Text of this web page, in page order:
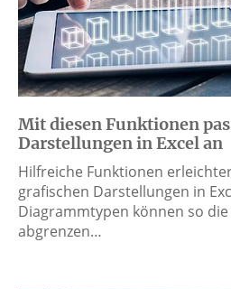
Mit diesen Funktionen
Darstellungen in Excel an
Hilfreiche Funktionen
grafischen Darstellungen in
Diagrammtypen können so
abgrenzen…